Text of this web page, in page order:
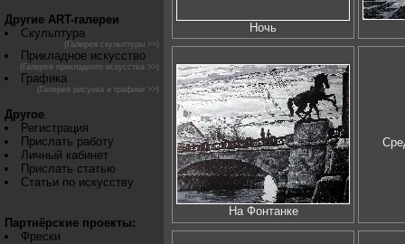
Другие ART-галереи
Скульптура
(Галерея скульптуры >>)
Прикладное искусство
(Галерея прикладного искусства >>)
Графика
(Галерея рисунка и графики >>)
Другое
Регистрация
Прислать работу
Личный кабинет
Прислать статью
Статьи по искусству
Партнёрские проекты:
Фрески
Ночь
На Фонтанке